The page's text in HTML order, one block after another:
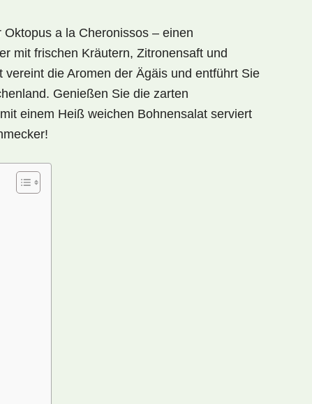
a la Cheronissos – einen
mit frischen Kräutern, Zitronensaft und
die Aromen der Ägäis und entführt Sie
Genießen Sie die zarten
einem Heiß weichen Bohnensalat serviert